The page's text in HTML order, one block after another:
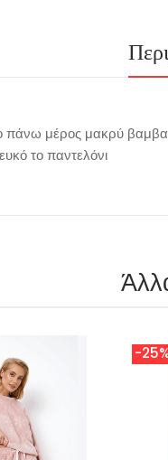
πάνω μέρος μακρύ
το παντελόνι
-